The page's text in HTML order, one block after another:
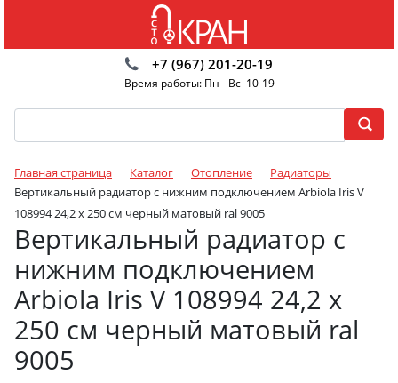
+7 (967) 201-20-19
Время работы: Пн - Вс 10-19
Главная страница Каталог Отопление
Радиаторы
Вертикальный радиатор с нижним подключением Arbiola Iris V
108994 24,2 х 250 см черный матовый ral 9005
Вертикальный радиатор с
нижним подключением
Arbiola Iris V 108994 24,2 х
250 см черный матовый ral
9005